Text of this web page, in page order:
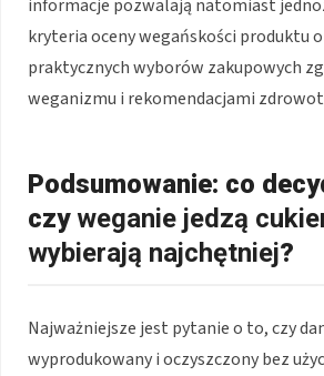
informacje pozwalają natomiast
kryteria oceny wegańskości produktu
praktycznych wyborów zakupowych
weganizmu i rekomendacjami
Podsumowanie: co
czy weganie jedzą
wybierają najchętniej?
Najważniejsze jest pytanie o to, czy
wyprodukowany i oczyszczony bez